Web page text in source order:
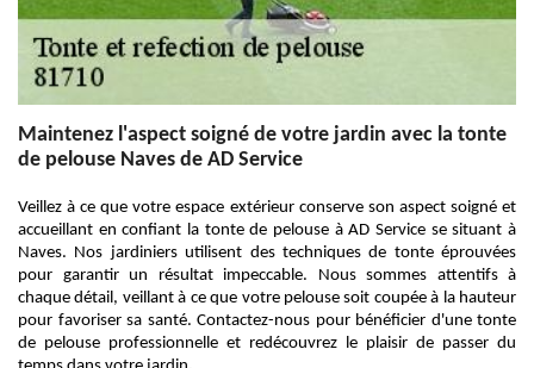
Maintenez l'aspect soigné de votre jardin avec la tonte
de pelouse Naves de AD Service
Veillez à ce que votre espace extérieur conserve son aspect soigné et
accueillant en confiant la tonte de pelouse à AD Service se situant à
Naves. Nos jardiniers utilisent des techniques de tonte éprouvées
pour garantir un résultat impeccable. Nous sommes attentifs à
chaque détail, veillant à ce que votre pelouse soit coupée à la hauteur
pour favoriser sa santé. Contactez-nous pour bénéficier d'une tonte
de pelouse professionnelle et redécouvrez le plaisir de passer du